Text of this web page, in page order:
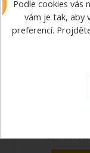
Termokamera
Mi-TIC
155 372 Kč
Podle cookies vás
vám je tak, aby
preferencí.